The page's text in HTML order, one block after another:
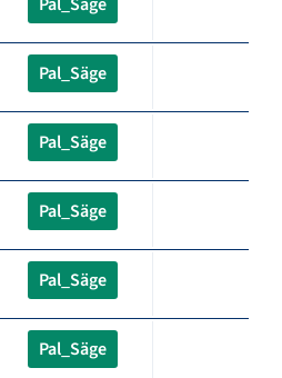
Pal_Säge
Pal_Säge
Pal_Säge
Pal_Säge
Pal_Säge